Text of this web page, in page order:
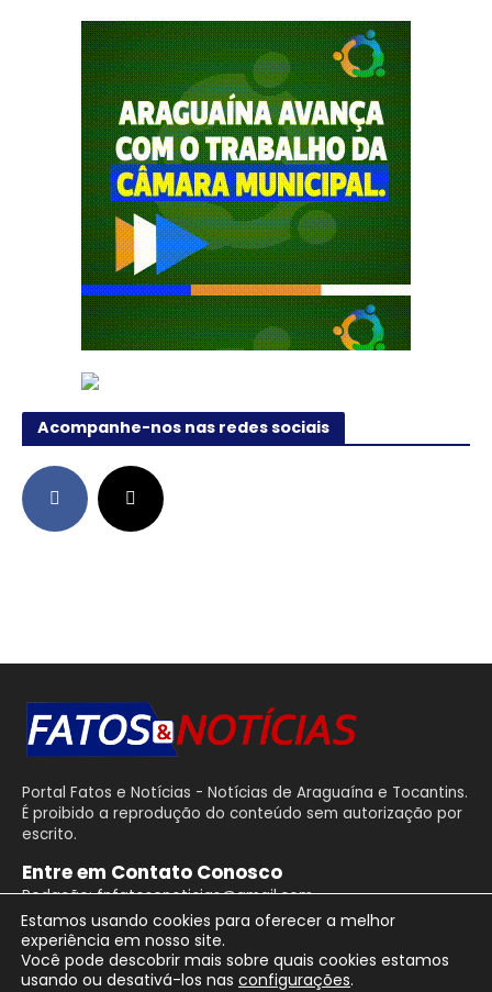
Acompanhe-nos nas redes sociais
Portal Fatos e Notícias - Notícias de Araguaína e Tocantins.
É proibido a reprodução do conteúdo sem autorização por
escrito.
Entre em Contato Conosco
Redação: fnfatosenoticias@gmail.com
Estamos usando cookies para oferecer a melhor
experiência em nosso site.
Você pode descobrir mais sobre quais cookies estamos
usando ou desativá-los nas configurações.